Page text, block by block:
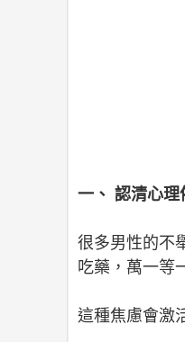
一、 認清心理
很多男性的不
吃藥，萬一等
這種焦慮會激